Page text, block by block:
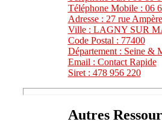
Téléphone Mobile : 06
Adresse : 27 rue Ampère
Ville : LAGNY SUR
Code Postal : 77400
Département : Seine &
Email : Contact Rapide
Siret : 478 956 220
Autres